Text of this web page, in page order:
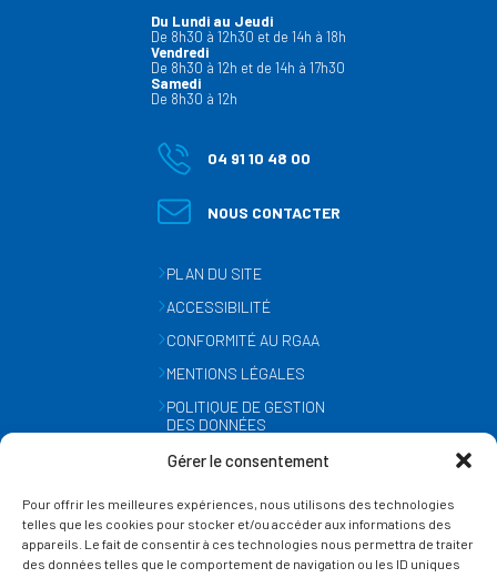
Gérer le consentement
Pour offrir les meilleures expériences, nous utilisons des technologies
telles que les cookies pour stocker et/ou accéder aux informations des
appareils. Le fait de consentir à ces technologies nous permettra de traiter
des données telles que le comportement de navigation ou les ID uniques
Du Lundi au Jeudi
De 8h30 à 12h30 et de 14h à 18h
Vendredi
De 8h30 à 12h et de 14h à 17h30
Samedi
De 8h30 à 12h
04 91 10 48 00
NOUS CONTACTER
PLAN DU SITE
ACCESSIBILITÉ
CONFORMITÉ AU RGAA
MENTIONS LÉGALES
POLITIQUE DE GESTION
DES DONNÉES
GESTION DES COOKIES